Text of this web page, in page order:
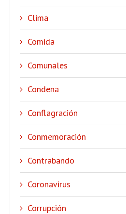
Clima
Comida
Comunales
Condena
Conflagración
Conmemoración
Contrabando
Coronavirus
Corrupción